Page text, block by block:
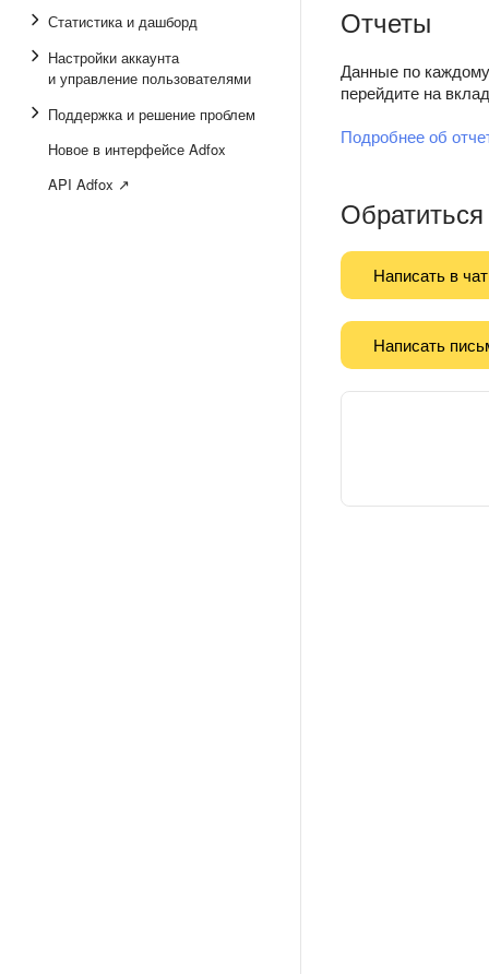
Статистика и дашборд
Настройки аккаунта
и управление пользователями
Поддержка и решение проблем
Новое в интерфейсе Adfox
API Adfox ↗
Отчеты
Данные по
перейдите на
Подробнее об
Написать в чат
Написать